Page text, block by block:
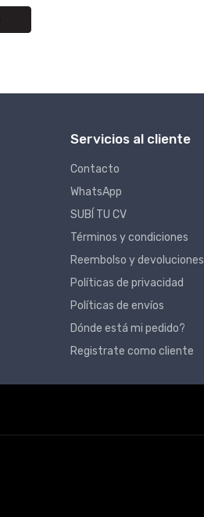
Servicios al cliente
Contacto
WhatsApp
SUBÍ TU CV
Términos y condiciones
Reembolso y devoluciones
Políticas de privacidad
Políticas de envíos
Dónde está mi pedido?
Registrate como cliente